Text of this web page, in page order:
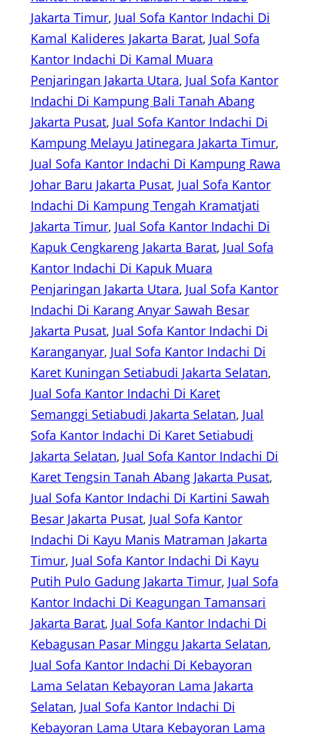
Jakarta Timur, Jual Sofa Kantor Indachi Di
Kamal Kalideres Jakarta Barat, Jual Sofa
Kantor Indachi Di Kamal Muara
Penjaringan Jakarta Utara, Jual Sofa Kantor
Indachi Di Kampung Bali Tanah Abang
Jakarta Pusat, Jual Sofa Kantor Indachi Di
Kampung Melayu Jatinegara Jakarta Timur
Jual Sofa Kantor Indachi Di Kampung Rawa
Johar Baru Jakarta Pusat, Jual Sofa Kantor
Indachi Di Kampung Tengah Kramatjati
Jakarta Timur, Jual Sofa Kantor Indachi Di
Kapuk Cengkareng Jakarta Barat, Jual Sofa
Kantor Indachi Di Kapuk Muara
Penjaringan Jakarta Utara, Jual Sofa Kantor
Indachi Di Karang Anyar Sawah Besar
Jakarta Pusat, Jual Sofa Kantor Indachi Di
Karanganyar, Jual Sofa Kantor Indachi Di
Karet Kuningan Setiabudi Jakarta Selatan
Jual Sofa Kantor Indachi Di Karet
Semanggi Setiabudi Jakarta Selatan, Jual
Sofa Kantor Indachi Di Karet Setiabudi
Jakarta Selatan, Jual Sofa Kantor Indachi Di
Karet Tengsin Tanah Abang Jakarta Pusat
Jual Sofa Kantor Indachi Di Kartini Sawah
Besar Jakarta Pusat, Jual Sofa Kantor
Indachi Di Kayu Manis Matraman Jakarta
Timur, Jual Sofa Kantor Indachi Di Kayu
Putih Pulo Gadung Jakarta Timur, Jual Sofa
Kantor Indachi Di Keagungan Tamansari
Jakarta Barat, Jual Sofa Kantor Indachi Di
Kebagusan Pasar Minggu Jakarta Selatan
Jual Sofa Kantor Indachi Di Kebayoran
Lama Selatan Kebayoran Lama Jakarta
Selatan, Jual Sofa Kantor Indachi Di
Kebayoran Lama Utara Kebayoran Lama